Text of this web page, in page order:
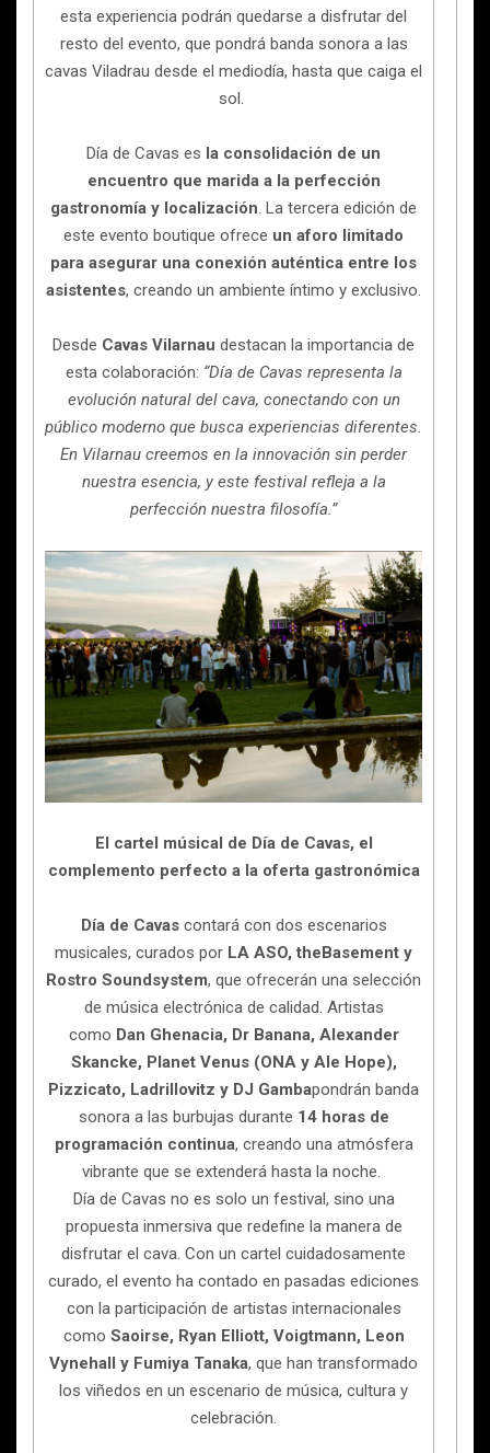
esta experiencia podrán quedarse a disfrutar del
resto del evento, que pondrá banda sonora a las
cavas Viladrau desde el mediodía, hasta que caiga el
sol.
Día de Cavas es la consolidación de un
encuentro que marida a la perfección
gastronomía y localización. La tercera edición de
este evento boutique ofrece un aforo limitado
para asegurar una conexión auténtica entre los
asistentes, creando un ambiente íntimo y exclusivo.
Desde Cavas Vilarnau destacan la importancia de
esta colaboración: “Día de Cavas representa la
evolución natural del cava, conectando con un
público moderno que busca experiencias diferentes.
En Vilarnau creemos en la innovación sin perder
nuestra esencia, y este festival refleja a la
perfección nuestra filosofía.”
El cartel músical de Día de Cavas, el
complemento perfecto a la oferta gastronómica
Día de Cavascontará con dos escenarios
musicales, curados por LA ASO, theBasement y
Rostro Soundsystem, que ofrecerán una selección
de música electrónica de calidad. Artistas
como Dan Ghenacia, Dr Banana, Alexander
Skancke, Planet Venus (ONA y Ale Hope),
Pizzicato, Ladrillovitz y DJ Gambapondrán banda
sonora a las burbujas durante 14 horas de
programación continua, creando una atmósfera
vibrante que se extenderá hasta la noche.
Día de Cavas no es solo un festival, sino una
propuesta inmersiva que redefine la manera de
disfrutar el cava. Con un cartel cuidadosamente
curado, el evento ha contado en pasadas ediciones
con la participación de artistas internacionales
como Saoirse, Ryan Elliott, Voigtmann, Leon
Vynehall y Fumiya Tanaka, que han transformado
los viñedos en un escenario de música, cultura y
celebración.